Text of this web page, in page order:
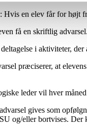
: Hvis en elev får for højt
få en skriftlig advarsel.
i aktiviteter,
præciserer, at
leder vil hver
gives som
og/eller bortvises. Der